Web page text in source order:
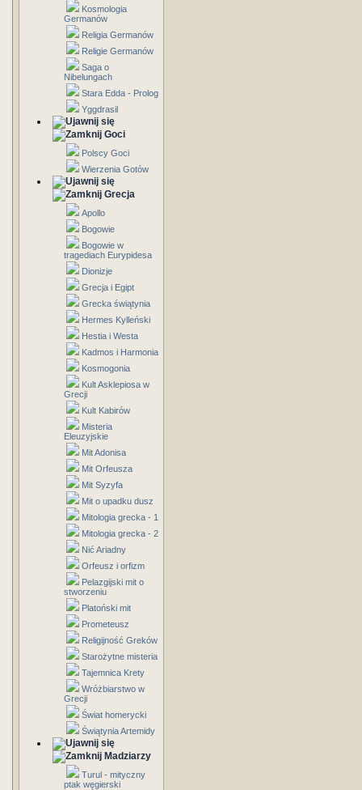
Kosmologia
Germanów
Religia Germanów
Religie Germanów
Saga o
Nibelungach
Stara Edda - Prolog
Yggdrasil
Goci
Polscy Goci
Wierzenia Gotów
Grecja
Apollo
Bogowie
Bogowie w
tragediach Eurypidesa
Dionizje
Grecja i Egipt
Grecka świątynia
Hermes Kylleński
Hestia i Westa
Kadmos i Harmonia
Kosmogonia
Kult Asklepiosa w
Grecji
Kult Kabirów
Misteria
Eleuzyjskie
Mit Adonisa
Mit Orfeusza
Mit Syzyfa
Mit o upadku dusz
Mitologia grecka - 1
Mitologia grecka - 2
Nić Ariadny
Orfeusz i orfizm
Pelazgijski mit o
stworzeniu
Platoński mit
Prometeusz
Religijność Greków
Starożytne misteria
Tajemnica Krety
Wróżbiarstwo w
Grecji
Świat homerycki
Świątynia Artemidy
Madziarzy
Turul - mityczny
ptak węgierski